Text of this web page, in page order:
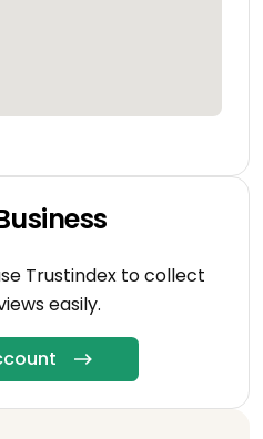
Trustindex to collect
easily.